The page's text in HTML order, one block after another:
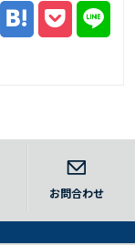
お問合わせ